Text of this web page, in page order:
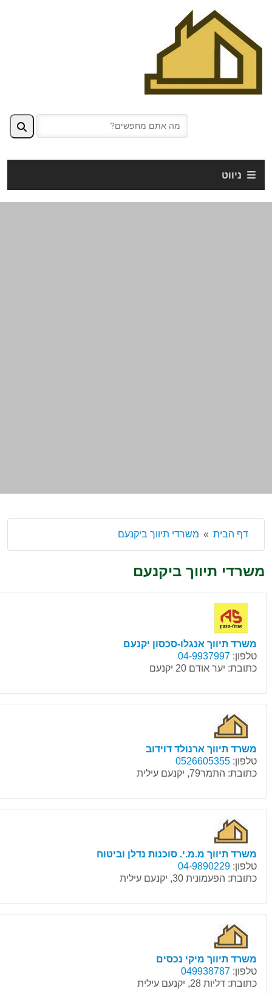
ניווט
דף הבית משרדי תיווך ביקנעם
משרדי תיווך ביקנעם
משרד תיווך אנגלו-סכסון יקנעם
טלפון:04-9937997
כתובת:יער אודם 20 יקנעם
משרד תיווך ארנולד דוידוב
טלפון:0526605355
כתובת:התמר79, יקנעם עילית
משרד תיווך מ.מ.י. סוכנות נדלן וביטוח
טלפון:04-9890229
כתובת:הפעמונית 30, יקנעם עילית
משרד תיווך מיקי נכסים
טלפון:049938787
כתובת:דליות 28, יקנעם עילית